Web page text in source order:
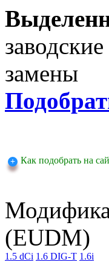
замены
Как подобрать на
(EUDM)
1.5 dCi 1.6 DIG-T 1.6i